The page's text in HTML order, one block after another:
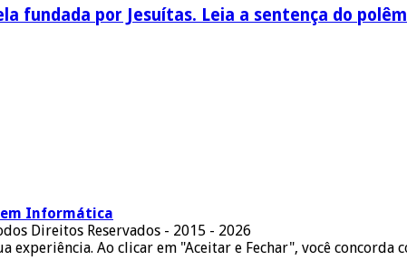
fundada por Jesuítas. Leia a sentença do
em Informática
Direitos Reservados - 2015 - 2026
experiência. Ao clicar em "Aceitar e Fechar", você concorda